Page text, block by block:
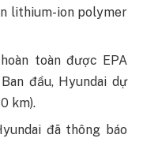
lithium-ion polymer
toàn được EPA
đầu, Hyundai dự
km).
đã thông báo